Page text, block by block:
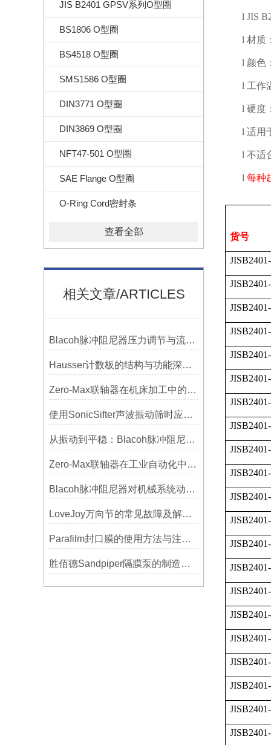
JIS B2401 GPSV系列O型圈
BS1806 O型圈
BS4518 O型圈
SMS1586 O型圈
DIN3771 O型圈
DIN3869 O型圈
NFT47-501 O型圈
SAE Flange O型圈
O-Ring Cord密封条
查看全部
相关文章/ARTICLES
Blacoh脉冲阻尼器压力调节与流量匹配技巧
Hausser计数板的结构与功能深度解析
Zero-Max联轴器在机床加工中的应用及精度保证方法
使用SonicSifter声波振动筛时应注意的几个方面
从振动到平稳：Blacoh脉冲阻尼器在泵系统中的应用
Zero-Max联轴器在工业自动化中的关键作用
Blacoh脉冲阻尼器对机械系统动态特性的影响分析
LoveJoy万向节的常见故障及解决方案
Parafilm封口膜的使用方法与注意事项
胜佰德Sandpiper隔膜泵的制造工艺和技术难点
l JIS
l 材质
l 颜色
l 工作
l 硬度
l 适用
l 不适
l 每种
货号